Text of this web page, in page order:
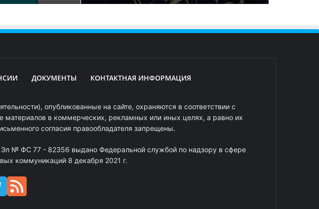
ДОКУМЕНТЫ КОНТАКТНАЯ ИНФОРМАЦИЯ
опубликованные на сайте, охраняются в соответствии с
материалов в коммерческих, рекламных или иных целях, а равно их
согласия правообладателя запрещены.
№ ФС 77 - 82356 выдано Федеральной службой по надзору в сфере
коммуникаций 8 декабря 2021 г.